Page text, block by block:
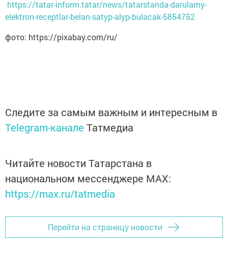
https://tatar-inform.tatar/news/tatarstanda-darularny-
elektron-receptlar-belan-satyp-alyp-bulacak-5854752
фото: https://pixabay.com/ru/
Следите за самым важным и интересным в
Telegram-канале Татмедиа
Читайте новости Татарстана в
национальном мессенджере MАХ:
https://max.ru/tatmedia
Перейти на страницу новости